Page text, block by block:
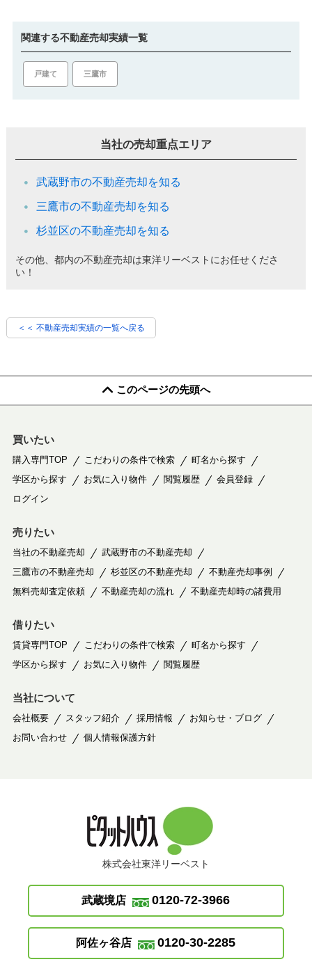
関連する不動産売却実績一覧
戸建て 三鷹市
当社の売却重点エリア
武蔵野市の不動産売却を知る
三鷹市の不動産売却を知る
杉並区の不動産売却を知る
その他、都内の不動産売却は東洋リーベストにお任せくださ
い！
＜＜ 不動産売却実績の一覧へ戻る
このページの先頭へ
買いたい
購入専門TOP こだわりの条件で検索
町名から探す
学区から探す
お気に入り物件 閲覧履歴
会員登録
ログイン
売りたい
当社の不動産売却
武蔵野市の不動産売却
三鷹市の不動産売却
杉並区の不動産売却
不動産売却事例
無料売却査定依頼
不動産売却の流れ 不動産売却時の諸費用
借りたい
賃貸専門TOP こだわりの条件で検索
町名から探す
学区から探す
お気に入り物件 閲覧履歴
当社について
会社概要 スタッフ紹介 採用情報
お知らせ・ブログ
お問い合わせ
個人情報保護方針
株式会社東洋リーベスト
武蔵境店 0120-72-3966
阿佐ヶ谷店 0120-30-2285